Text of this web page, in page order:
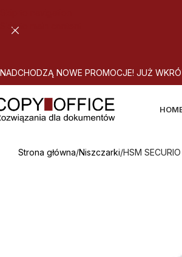
Skip to main content
NADCHODZĄ NOWE PROMOCJE! JUŻ WKRÓ
Strona główna Niszczarki HSM